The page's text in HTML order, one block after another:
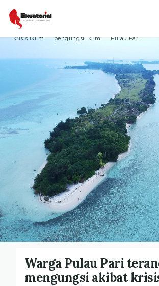
DKI JAKARTA
krisis iklim pengungsi iklim Pulau Pari
Warga Pulau Pari
mengungsi akibat